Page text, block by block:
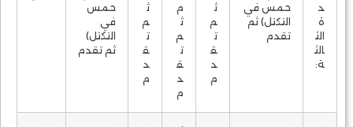
د
ة
الث
الث
ة:
حمس في
التكتل) ثم
تقدم
ث
م
ت
ق
د
م
م
ث
م
ت
ق
د
م
ث
م
ت
ق
د
م
حمس
في
التكتل)
ثم تقدم